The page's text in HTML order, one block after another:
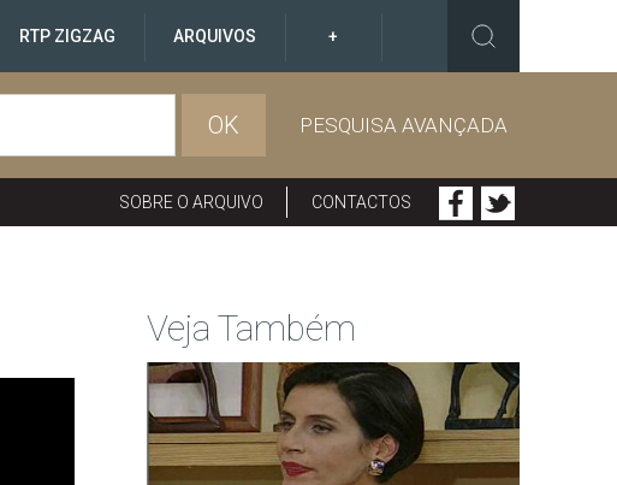
RTP ZIGZAG ARQUIVOS +
OK PESQUISA AVANÇADA
SOBRE O ARQUIVO CONTACTOS
Veja Também